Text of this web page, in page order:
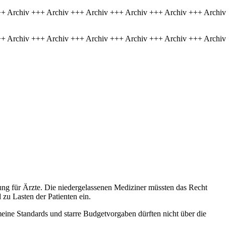
Archiv +++ Archiv +++ Archiv +++ Archiv +++ Archiv +++ Archiv
Archiv +++ Archiv +++ Archiv +++ Archiv +++ Archiv +++ Archiv
für Ärzte. Die niedergelassenen Mediziner müssten das Recht
Lasten der Patienten ein.
Standards und starre Budgetvorgaben dürften nicht über die